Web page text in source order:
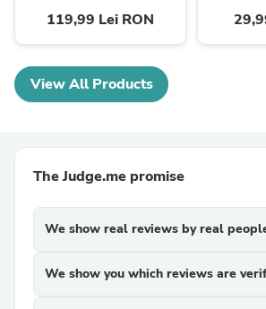
119,99 Lei RON
View All Products
The Judge.me promise
We show real reviews by real
We show you which reviews are